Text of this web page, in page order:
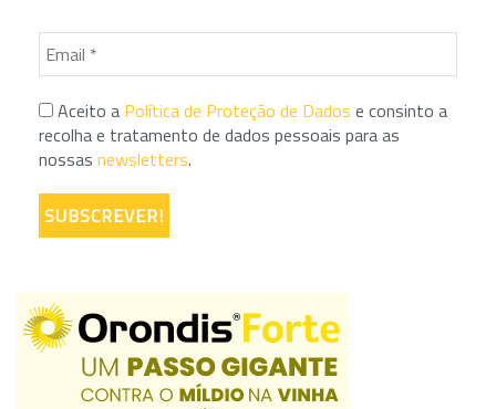
Aceito a Política de Proteção de Dados e consinto a
recolha e tratamento de dados pessoais para as
nossas newsletters.